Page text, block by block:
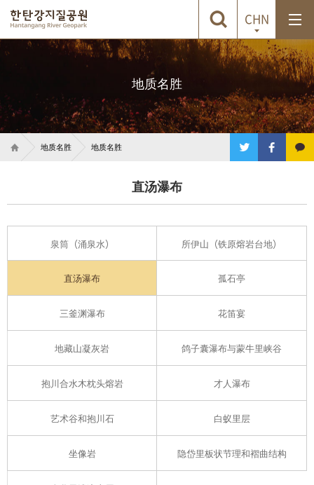
CHN
地质名胜
地质名胜 地质名胜
直汤瀑布
泉筒（涌泉水） 所伊山（铁原熔岩台地）
直汤瀑布 孤石亭
三釜渊瀑布 花笛宴
地藏山凝灰岩 鸽子囊瀑布与蒙牛里峡谷
抱川合水木枕头熔岩 才人瀑布
艺术谷和抱川石 白蚁里层
坐像岩 隐岱里板状节理和褶曲结构